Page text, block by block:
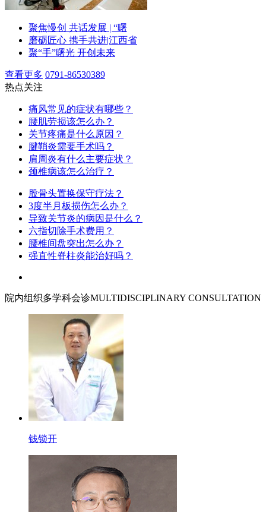
聚焦慢创 共话发展 | “曙
磨砺匠心 携手共进|江西省
聚“手”曙光 开创未来
查看更多 0791-86530389
热点关注
痛风常见的症状有哪些？
腰肌劳损该怎么办？
关节疼痛是什么原因？
腱鞘炎需要手术吗？
肩周炎有什么主要症状？
颈椎病该怎么治疗？
股骨头置换保守疗法？
3度半月板损伤怎么办？
导致关节炎的病因是什么？
六指切除手术费用？
腰椎间盘突出怎么办？
强直性脊柱炎能治好吗？
院内组织多学科会诊MULTIDISCIPLINARY CONSULTATION
钱锁开